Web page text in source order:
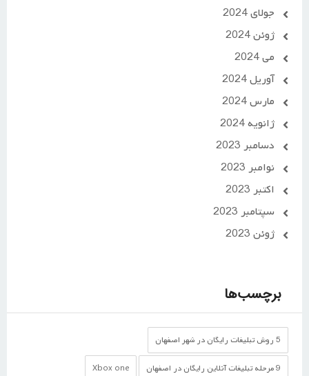
جولای 2024
ژوئن 2024
می 2024
آوریل 2024
مارس 2024
ژانویه 2024
دسامبر 2023
نوامبر 2023
اکتبر 2023
سپتامبر 2023
ژوئن 2023
برچسب‌ها
5 روش تبلیغات رایگان در شهر اصفهان
9 مرحله تبلیغات آنلاین رایگان در اصفهان Xbox one